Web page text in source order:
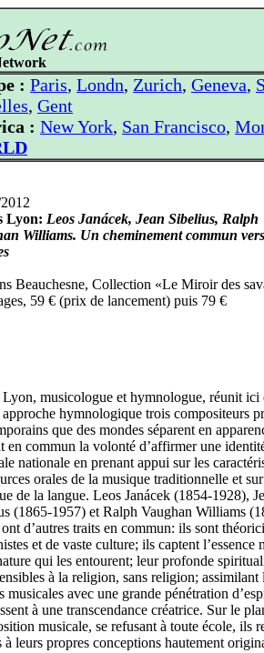
: Paris, Londn, Zurich, Geneva,
, Gent
: New York, San Francisco,
Lyon: Leos Janácek, Jean Sibelius, Ralph
Williams. Un cheminement commun
Beauchesne, Collection «Le Miroir des
59 € (prix de lancement) puis 79 €
Lyon, musicologue et hymnologue, réunit ici
approche hymnologique trois compositeurs
que des mondes séparent en
en commun la volonté d’affirmer une
nationale en prenant appui sur les
orales de la musique traditionnelle et
de la langue. Leos Janácek (1854-1928),
(1865-1957) et Ralph Vaughan Williams
d’autres traits en commun: ils sont
et de vaste culture; ils captent l’essence
qui les entourent; leur profonde
à la religion, sans religion; assimilant
musicales avec une grande pénétration
à une transcendance créatrice. Sur le
musicale, se refusant à toute école, ils
à leurs propres conceptions hautement